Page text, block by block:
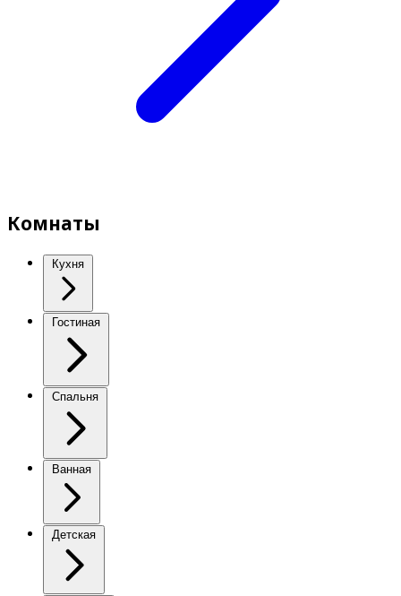
Комнаты
Кухня
Гостиная
Спальня
Ванная
Детская